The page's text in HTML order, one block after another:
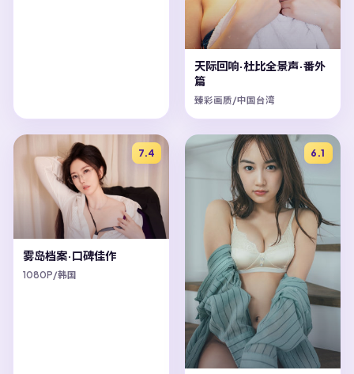
天际回响·杜比全景声·番外
篇
臻彩画质/中国台湾
7.4
雾岛档案·口碑佳作
1080P/韩国
6.1